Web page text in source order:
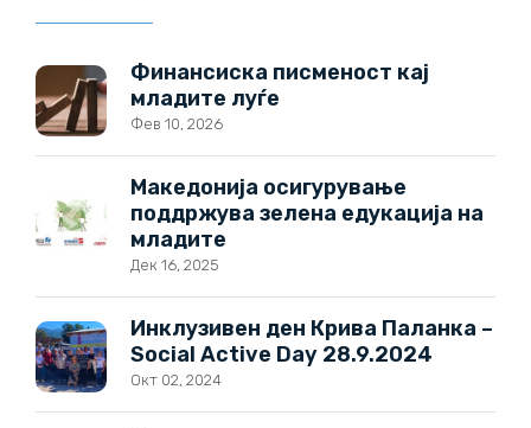
Финансиска писменост кај
младите луѓе
Фев 10, 2026
Македонија осигурување
поддржува зелена едукација на
младите
Дек 16, 2025
Инклузивен ден Крива Паланка –
Social Active Day 28.9.2024
Окт 02, 2024